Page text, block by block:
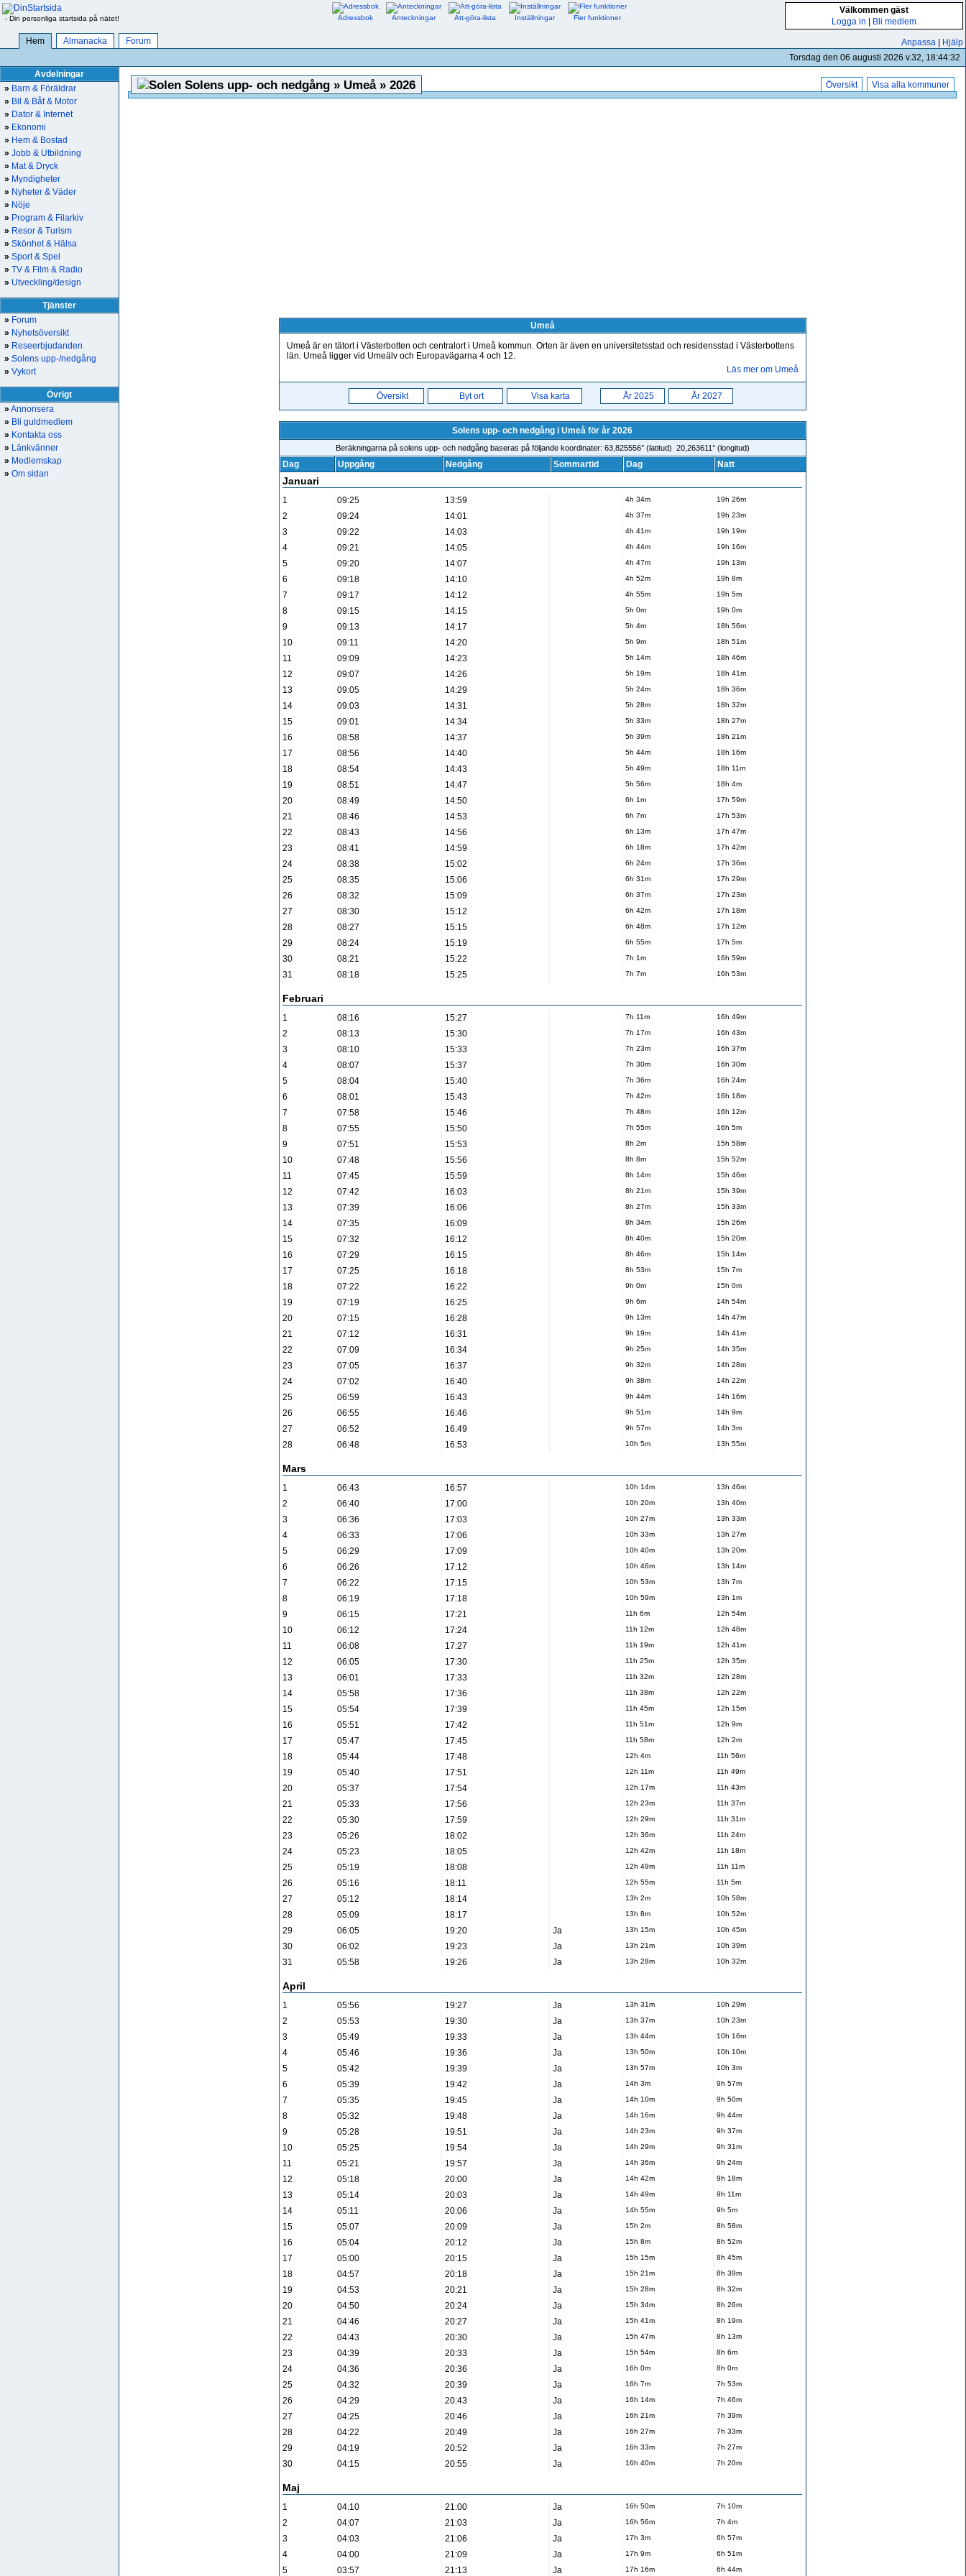
- Din personliga startsida på nätet! Adressbok Anteckningar Att-göra-lista Inställningar Fler funktioner
Välkommen gäst
Logga in
Bli medlem
Anpassa Hjälp
Hem Almanacka
Forum
Torsdag den 06 augusti 2026 v.32, 18:44:33
Avdelningar
» Barn & Föräldrar
» Bil & Båt & Motor
» Dator & Internet
» Ekonomi
» Hem & Bostad
» Jobb & Utbildning
» Mat & Dryck
» Myndigheter
» Nyheter & Väder
» Nöje
» Program & Filarkiv
» Resor & Turism
» Skönhet & Hälsa
» Sport & Spel
» TV & Film & Radio
» Utveckling/design
Tjänster
» Forum
» Nyhetsöversikt
» Reseerbjudanden
» Solens upp-/nedgång
» Vykort
Övrigt
» Annonsera
» Bli guldmedlem
» Kontakta oss
» Länkvänner
» Medlemskap
» Om sidan
Solens upp- och nedgång » Umeå » 2026 Visa alla kommuner
Översikt
Umeå
Umeå är en tätort i Västerbotten och centralort i Umeå kommun. Orten är även en universitetsstad och residensstad i Västerbottens
län. Umeå ligger vid Umeälv och Europavägarna 4 och 12.
Läs mer om Umeå
Översikt Byt ort Visa karta År 2025 År 2027
Solens upp- och nedgång i Umeå för år 2026
Beräkningarna på solens upp- och nedgång baseras på följande koordinater: 63,825556° (latitud) 20,263611° (longitud)
Dag Uppgång Nedgång Sommartid Dag Natt
Januari
1 09:25 13:59 4h 34m 19h 26m
2 09:24 14:01 4h 37m 19h 23m
3 09:22 14:03 4h 41m 19h 19m
4 09:21 14:05 4h 44m 19h 16m
5 09:20 14:07 4h 47m 19h 13m
6 09:18 14:10 4h 52m 19h 8m
7 09:17 14:12 4h 55m 19h 5m
8 09:15 14:15 5h 0m 19h 0m
9 09:13 14:17 5h 4m 18h 56m
10 09:11 14:20 5h 9m 18h 51m
11 09:09 14:23 5h 14m 18h 46m
12 09:07 14:26 5h 19m 18h 41m
13 09:05 14:29 5h 24m 18h 36m
14 09:03 14:31 5h 28m 18h 32m
15 09:01 14:34 5h 33m 18h 27m
16 08:58 14:37 5h 39m 18h 21m
17 08:56 14:40 5h 44m 18h 16m
18 08:54 14:43 5h 49m 18h 11m
19 08:51 14:47 5h 56m 18h 4m
20 08:49 14:50 6h 1m 17h 59m
21 08:46 14:53 6h 7m 17h 53m
22 08:43 14:56 6h 13m 17h 47m
23 08:41 14:59 6h 18m 17h 42m
24 08:38 15:02 6h 24m 17h 36m
25 08:35 15:06 6h 31m 17h 29m
26 08:32 15:09 6h 37m 17h 23m
27 08:30 15:12 6h 42m 17h 18m
28 08:27 15:15 6h 48m 17h 12m
29 08:24 15:19 6h 55m 17h 5m
30 08:21 15:22 7h 1m 16h 59m
31 08:18 15:25 7h 7m 16h 53m
Februari
1 08:16 15:27 7h 11m 16h 49m
2 08:13 15:30 7h 17m 16h 43m
3 08:10 15:33 7h 23m 16h 37m
4 08:07 15:37 7h 30m 16h 30m
5 08:04 15:40 7h 36m 16h 24m
6 08:01 15:43 7h 42m 16h 18m
7 07:58 15:46 7h 48m 16h 12m
8 07:55 15:50 7h 55m 16h 5m
9 07:51 15:53 8h 2m 15h 58m
10 07:48 15:56 8h 8m 15h 52m
11 07:45 15:59 8h 14m 15h 46m
12 07:42 16:03 8h 21m 15h 39m
13 07:39 16:06 8h 27m 15h 33m
14 07:35 16:09 8h 34m 15h 26m
15 07:32 16:12 8h 40m 15h 20m
16 07:29 16:15 8h 46m 15h 14m
17 07:25 16:18 8h 53m 15h 7m
18 07:22 16:22 9h 0m 15h 0m
19 07:19 16:25 9h 6m 14h 54m
20 07:15 16:28 9h 13m 14h 47m
21 07:12 16:31 9h 19m 14h 41m
22 07:09 16:34 9h 25m 14h 35m
23 07:05 16:37 9h 32m 14h 28m
24 07:02 16:40 9h 38m 14h 22m
25 06:59 16:43 9h 44m 14h 16m
26 06:55 16:46 9h 51m 14h 9m
27 06:52 16:49 9h 57m 14h 3m
28 06:48 16:53 10h 5m 13h 55m
Mars
1 06:43 16:57 10h 14m 13h 46m
2 06:40 17:00 10h 20m 13h 40m
3 06:36 17:03 10h 27m 13h 33m
4 06:33 17:06 10h 33m 13h 27m
5 06:29 17:09 10h 40m 13h 20m
6 06:26 17:12 10h 46m 13h 14m
7 06:22 17:15 10h 53m 13h 7m
8 06:19 17:18 10h 59m 13h 1m
9 06:15 17:21 11h 6m 12h 54m
10 06:12 17:24 11h 12m 12h 48m
11 06:08 17:27 11h 19m 12h 41m
12 06:05 17:30 11h 25m 12h 35m
13 06:01 17:33 11h 32m 12h 28m
14 05:58 17:36 11h 38m 12h 22m
15 05:54 17:39 11h 45m 12h 15m
16 05:51 17:42 11h 51m 12h 9m
17 05:47 17:45 11h 58m 12h 2m
18 05:44 17:48 12h 4m 11h 56m
19 05:40 17:51 12h 11m 11h 49m
20 05:37 17:54 12h 17m 11h 43m
21 05:33 17:56 12h 23m 11h 37m
22 05:30 17:59 12h 29m 11h 31m
23 05:26 18:02 12h 36m 11h 24m
24 05:23 18:05 12h 42m 11h 18m
25 05:19 18:08 12h 49m 11h 11m
26 05:16 18:11 12h 55m 11h 5m
27 05:12 18:14 13h 2m 10h 58m
28 05:09 18:17 13h 8m 10h 52m
29 06:05 19:20 Ja 13h 15m 10h 45m
30 06:02 19:23 Ja 13h 21m 10h 39m
31 05:58 19:26 Ja 13h 28m 10h 32m
April
1 05:56 19:27 Ja 13h 31m 10h 29m
2 05:53 19:30 Ja 13h 37m 10h 23m
3 05:49 19:33 Ja 13h 44m 10h 16m
4 05:46 19:36 Ja 13h 50m 10h 10m
5 05:42 19:39 Ja 13h 57m 10h 3m
6 05:39 19:42 Ja 14h 3m 9h 57m
7 05:35 19:45 Ja 14h 10m 9h 50m
8 05:32 19:48 Ja 14h 16m 9h 44m
9 05:28 19:51 Ja 14h 23m 9h 37m
10 05:25 19:54 Ja 14h 29m 9h 31m
11 05:21 19:57 Ja 14h 36m 9h 24m
12 05:18 20:00 Ja 14h 42m 9h 18m
13 05:14 20:03 Ja 14h 49m 9h 11m
14 05:11 20:06 Ja 14h 55m 9h 5m
15 05:07 20:09 Ja 15h 2m 8h 58m
16 05:04 20:12 Ja 15h 8m 8h 52m
17 05:00 20:15 Ja 15h 15m 8h 45m
18 04:57 20:18 Ja 15h 21m 8h 39m
19 04:53 20:21 Ja 15h 28m 8h 32m
20 04:50 20:24 Ja 15h 34m 8h 26m
21 04:46 20:27 Ja 15h 41m 8h 19m
22 04:43 20:30 Ja 15h 47m 8h 13m
23 04:39 20:33 Ja 15h 54m 8h 6m
24 04:36 20:36 Ja 16h 0m 8h 0m
25 04:32 20:39 Ja 16h 7m 7h 53m
26 04:29 20:43 Ja 16h 14m 7h 46m
27 04:25 20:46 Ja 16h 21m 7h 39m
28 04:22 20:49 Ja 16h 27m 7h 33m
29 04:19 20:52 Ja 16h 33m 7h 27m
30 04:15 20:55 Ja 16h 40m 7h 20m
Maj
1 04:10 21:00 Ja 16h 50m 7h 10m
2 04:07 21:03 Ja 16h 56m 7h 4m
3 04:03 21:06 Ja 17h 3m 6h 57m
4 04:00 21:09 Ja 17h 9m 6h 51m
5 03:57 21:13 Ja 17h 16m 6h 44m